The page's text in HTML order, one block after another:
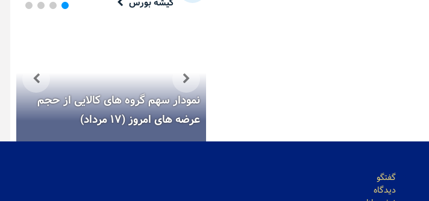
گیشه بورس
نمودار سهم گروه های کالایی از حجم
عرضه های امروز (۱۷ مرداد)
گفتگو
دیدگاه